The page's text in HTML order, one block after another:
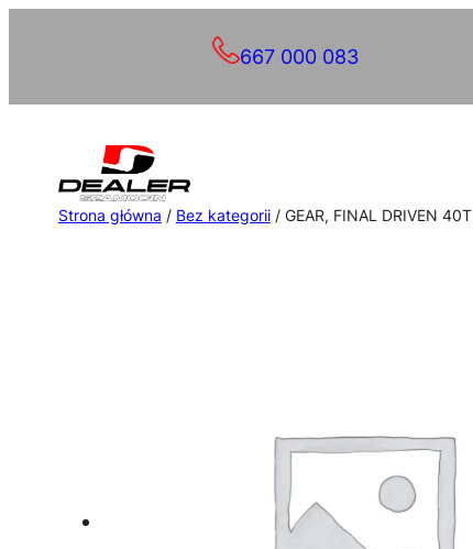
667 000 083
Strona główna / Bez kategorii/ GEAR, FINAL DRIVEN 40T